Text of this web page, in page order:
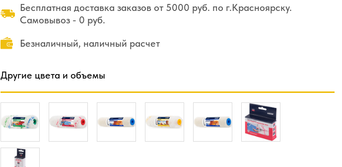
Бесплатная доставка заказов от 5000 руб. по г.Красноярску.
Самовывоз - 0 руб.
Безналичный, наличный расчет
Другие цвета и объемы